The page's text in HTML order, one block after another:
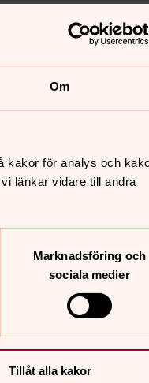
Om
kakor för analys och
länkar vidare till andra
Marknadsföring och
sociala medier
Tillåt alla kakor